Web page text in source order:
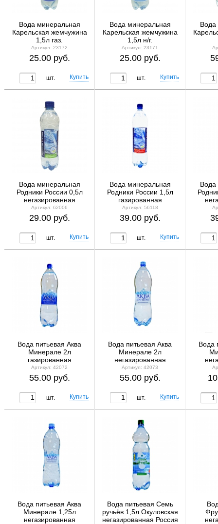
Вода минеральная
Карельская жемчужина
1,5л газ.
Артикул: 23172
25.00 руб.
шт.
Вода минеральная
Карельская жемчужина
1,5л н/г.
Артикул: 23171
25.00 руб.
шт.
Вода
Вода минеральная
Родники России 0,5л
негазированная
Артикул: 62006
29.00 руб.
шт.
Вода минеральная
Родники России 1,5л
газированная
Артикул: 56118
39.00 руб.
шт.
Вода
Вода питьевая Аква
Минерале 2л
газированная
Артикул: 42072
55.00 руб.
шт.
Вода питьевая Аква
Минерале 2л
негазированная
Артикул: 42073
55.00 руб.
шт.
Вода
Вода питьевая Аква
Минерале 1,25л
негазированная
Вода питьевая Семь
ручьёв 1,5л Окуловская
негазированная Россия